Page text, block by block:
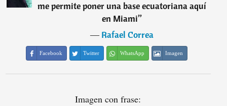
me permite poner una base ecuatoriana aquí
en Miami”
―Rafael Correa
Facebook Twitter WhatsApp Imagen
Imagen con frase: